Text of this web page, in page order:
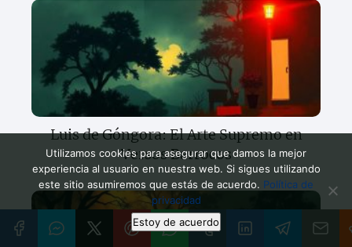
Luis de Góngora: El Arte Supremo en
Versos Barrocos
Utilizamos cookies para asegurar que damos la mejor
experiencia al usuario en nuestra web. Si sigues utilizando
este sitio asumiremos que estás de acuerdo. Política de
privacidad
Estoy de acuerdo